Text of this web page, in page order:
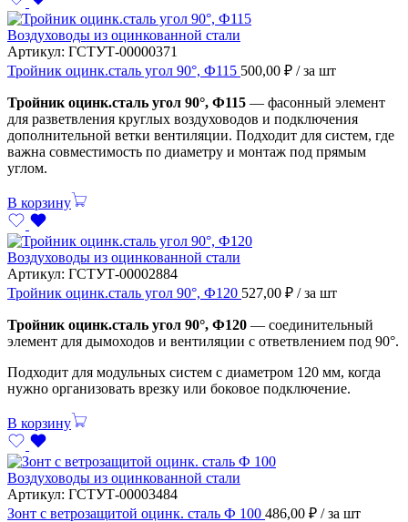
Воздуховоды из оцинкованной стали
Артикул: ГСТУТ-00000371
Тройник оцинк.сталь угол 90°, Ф115 500,00 ₽ / за шт
Тройник оцинк.сталь угол 90°, Ф115 — фасонный элемент
для разветвления круглых воздуховодов и подключения
дополнительной ветки вентиляции. Подходит для систем, где
важна совместимость по диаметру и монтаж под прямым
углом.
В корзину
Воздуховоды из оцинкованной стали
Артикул: ГСТУТ-00002884
Тройник оцинк.сталь угол 90°, Ф120 527,00 ₽ / за шт
Тройник оцинк.сталь угол 90°, Ф120 — соединительный
элемент для дымоходов и вентиляции с ответвлением под 90°.
Подходит для модульных систем с диаметром 120 мм, когда
нужно организовать врезку или боковое подключение.
В корзину
Воздуховоды из оцинкованной стали
Артикул: ГСТУТ-00003484
Зонт с ветрозащитой оцинк. сталь Ф 100 486,00 ₽ / за шт